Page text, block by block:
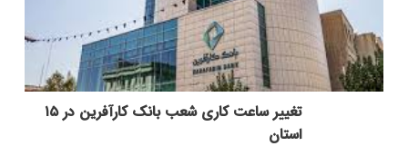
تغییر ساعت کاری شعب بانک کارآفرین در ۱۵
استان